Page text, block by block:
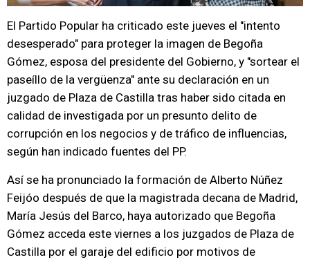
El Partido Popular ha criticado este jueves el "intento
desesperado" para proteger la imagen de Begoña
Gómez, esposa del presidente del Gobierno, y "sortear el
paseíllo de la vergüenza" ante su declaración en un
juzgado de Plaza de Castilla tras haber sido citada en
calidad de investigada por un presunto delito de
corrupción en los negocios y de tráfico de influencias,
según han indicado fuentes del PP.
Así se ha pronunciado la formación de Alberto Núñez
Feijóo después de que la magistrada decana de Madrid,
María Jesús del Barco, haya autorizado que Begoña
Gómez acceda este viernes a los juzgados de Plaza de
Castilla por el garaje del edificio por motivos de